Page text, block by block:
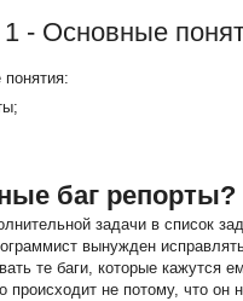
- Основные
баг репорты?
задачи в список
вынужден
те баги, которые кажутся
не потому, что он